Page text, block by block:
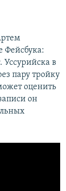
Фейсбука:
Уссурийска в
пару тройку
оценить
он